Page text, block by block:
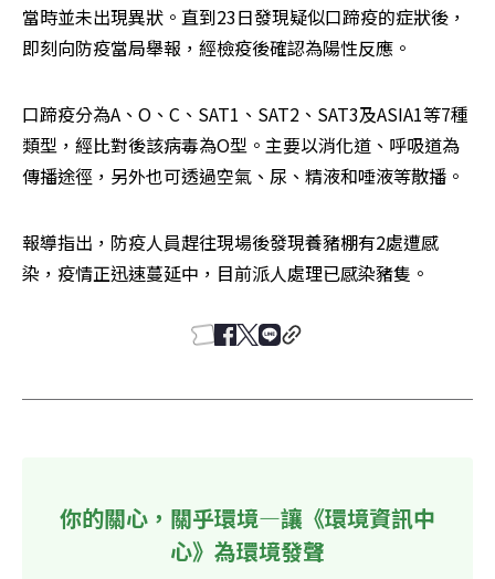
當時並未出現異狀。直到23日發現疑似口蹄疫的症狀後，
即刻向防疫當局舉報，經檢疫後確認為陽性反應。
口蹄疫分為A、O、C、SAT1、SAT2、SAT3及ASIA1等7種
類型，經比對後該病毒為O型。主要以消化道、呼吸道為
傳播途徑，另外也可透過空氣、尿、精液和唾液等散播。
報導指出，防疫人員趕往現場後發現養豬棚有2處遭感
染，疫情正迅速蔓延中，目前派人處理已感染豬隻。
你的關心，關乎環境—讓《環境資訊中
心》為環境發聲